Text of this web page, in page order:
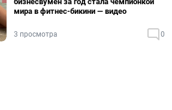
мира в фитнес-бикини — видео
3 просмотра 0